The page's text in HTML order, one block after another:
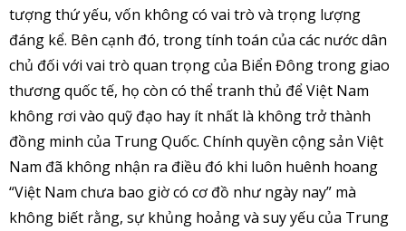
tượng thứ yếu, vốn không có vai trò và trọng lượng
đáng kể. Bên cạnh đó, trong tính toán của các nước dân
chủ đối với vai trò quan trọng của Biển Đông trong giao
thương quốc tế, họ còn có thể tranh thủ để Việt Nam
không rơi vào quỹ đạo hay ít nhất là không trở thành
đồng minh của Trung Quốc. Chính quyền cộng sản Việt
Nam đã không nhận ra điều đó khi luôn huênh hoang
“Việt Nam chưa bao giờ có cơ đồ như ngày nay” mà
không biết rằng, sự khủng hoảng và suy yếu của Trung